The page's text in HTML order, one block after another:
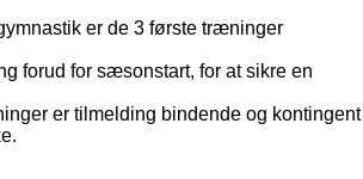
er de 3 første træninger
forud for sæsonstart, for at sikre en
er tilmelding bindende og kontingent